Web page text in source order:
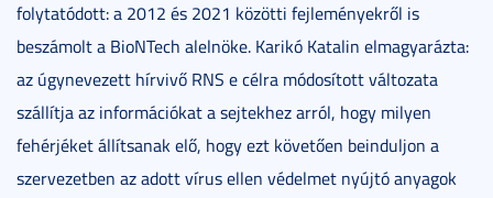
folytatódott: a 2012 és 2021 közötti fejleményekről is
beszámolt a BioNTech alelnöke. Karikó Katalin elmagyarázta:
az úgynevezett hírvivő RNS e célra módosított változata
szállítja az információkat a sejtekhez arról, hogy milyen
fehérjéket állítsanak elő, hogy ezt követően beinduljon a
szervezetben az adott vírus ellen védelmet nyújtó anyagok